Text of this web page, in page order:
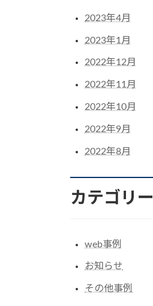
2023年4月
2023年1月
2022年12月
2022年11月
2022年10月
2022年9月
2022年8月
カテゴリー
web事例
お知らせ
その他事例